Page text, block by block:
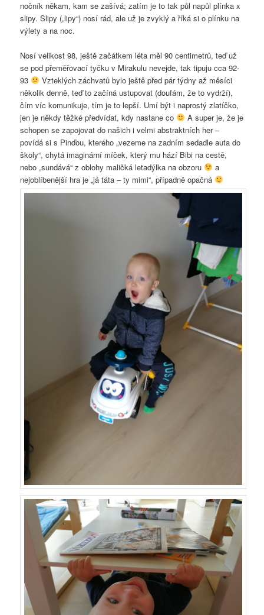
nočník někam, kam se zašívá; zatím je to tak půl napůl plínka x
slipy. Slipy („lipy“) nosí rád, ale už je zvyklý a říká si o plínku na
výlety a na noc.
Nosí velikost 98, ještě začátkem léta měl 90 centimetrů, teď už
se pod přeměřovací tyčku v Mirakulu nevejde, tak tipuju cca 92-
93
Vzteklých záchvatů bylo ještě před pár týdny až měsíci
několik denně, teď to začíná ustupovat (doufám, že to vydrží),
čím víc komunikuje, tím je to lepší. Umí být i naprostý zlatíčko,
jen je někdy těžké předvídat, kdy nastane co
A super je, že je
schopen se zapojovat do našich i velmi abstraktních her –
povídá si s Pinďou, kterého „vezeme na zadním sedadle auta do
školy“, chytá imaginární míček, který mu hází Bibi na cestě,
nebo „sundává“ z oblohy maličká letadýlka na obzoru
a
nejoblíbenější hra je „já táta – ty mimi“, případně opačná